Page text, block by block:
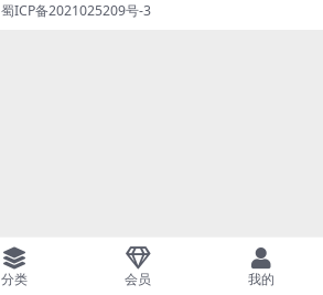
蜀ICP备2021025209号-3
分类 会员 我的